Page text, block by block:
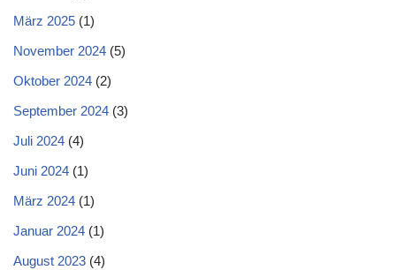
März 2025 (1)
November 2024 (5)
Oktober 2024 (2)
September 2024 (3)
Juli 2024 (4)
Juni 2024 (1)
März 2024 (1)
Januar 2024 (1)
August 2023 (4)